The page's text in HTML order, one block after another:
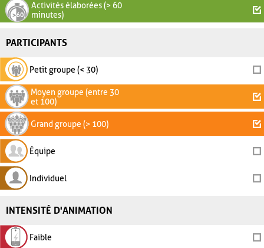
Activités élaborées (> 60
minutes)
PARTICIPANTS
Petit groupe (< 30)
Moyen groupe (entre 30
et 100)
Grand groupe (> 100)
Équipe
Individuel
INTENSITÉ D'ANIMATION
Faible